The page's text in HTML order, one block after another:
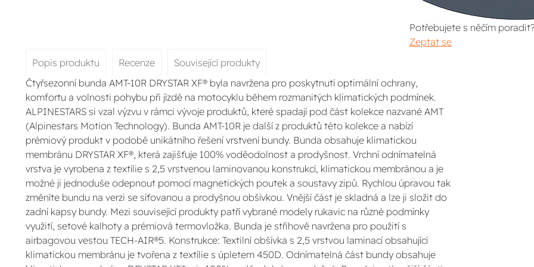
Potřebujete s něčím poradit?
Zeptat se
Popis produktu
Recenze
Související produkty
Čtyřsezonní bunda AMT-10R DRYSTAR XF® byla navržena pro poskytnutí optimální ochrany,
komfortu a volnosti pohybu při jízdě na motocyklu během rozmanitých klimatických podmínek.
ALPINESTARS si vzal výzvu v rámci vývoje produktů, které spadají pod část kolekce nazvané AMT
(Alpinestars Motion Technology). Bunda AMT-10R je další z produktů této kolekce a nabízí
prémiový produkt v podobě unikátního řešení vrstvení bundy. Bunda obsahuje klimatickou
membránu DRYSTAR XF®, která zajišťuje 100% voděodolnost a prodyšnost. Vrchní odnímatelná
vrstva je vyrobena z textílie s 2,5 vrstvenou laminovanou konstrukcí, klimatickou membránou a je
možné ji jednoduše odepnout pomocí magnetických poutek a soustavy zipů. Rychlou úpravou tak
změníte bundu na verzi se síťovanou a prodyšnou obšívkou. Vnější část je skladná a lze ji složit do
zadní kapsy bundy. Mezi související produkty patří vybrané modely rukavic na různé podmínky
využití, setové kalhoty a prémiová termovložka. Bunda je střihově navržena pro použití s
airbagovou vestou TECH-AIR®5. Konstrukce: Textilní obšívka s 2,5 vrstvou laminací obsahující
klimatickou membránu je tvořena z textílie s úpletem 450D. Odnímatelná část bundy obsahuje